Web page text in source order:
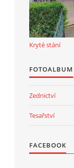
Kryté stání
FOTOALBUM
Zednictví
Tesařství
FACEBOOK